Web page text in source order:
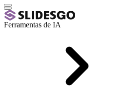
Ferramentas de IA